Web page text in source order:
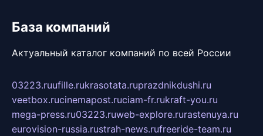
База компаний
Актуальный каталог компаний по всей России
03223.ruufille.rukrasotata.ruprazdnikdushi.ru
veetbox.rucinemapost.ruciam-fr.rukraft-you.ru
mega-press.ru03223.ruweb-explore.rurastenuya.ru
eurovision-russia.rustrah-news.rufreeride-team.ru